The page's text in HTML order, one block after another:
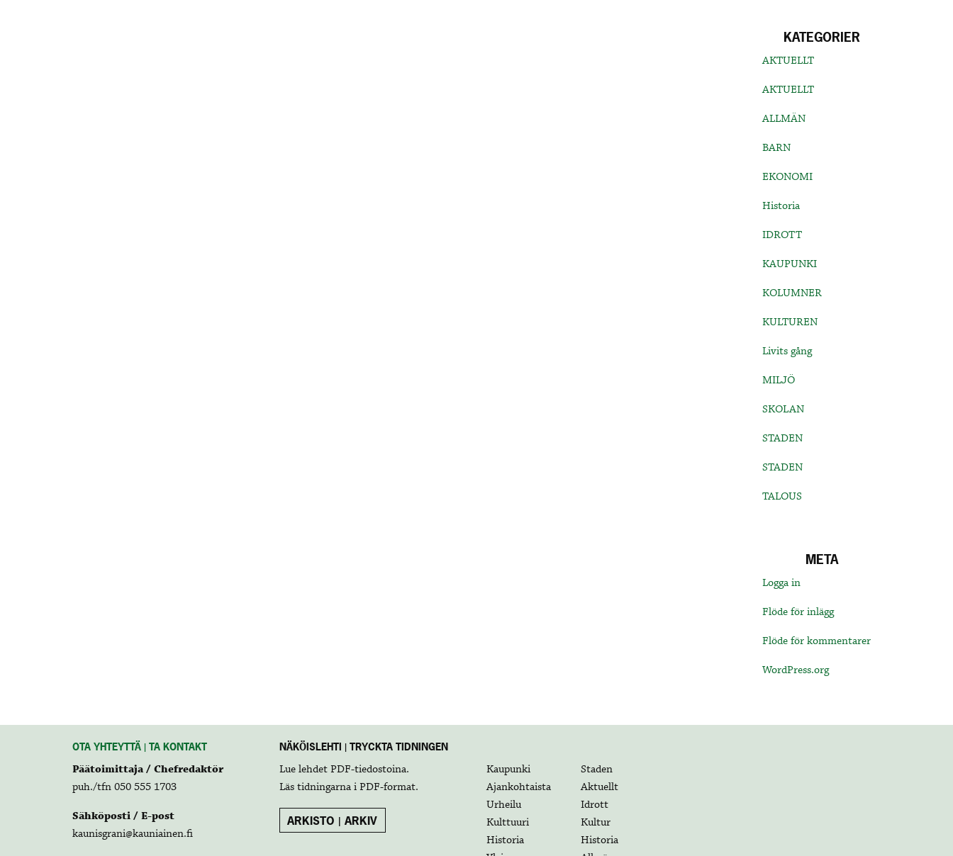
KATEGORIER
AKTUELLT
AKTUELLT
ALLMÄN
BARN
EKONOMI
Historia
IDROTT
KAUPUNKI
KOLUMNER
KULTUREN
Livits gång
MILJÖ
SKOLAN
STADEN
STADEN
TALOUS
META
Logga in
Flöde för inlägg
Flöde för kommentarer
WordPress.org
OTA YHTEYTTÄ | TA KONTAKT
Päätoimittaja / Chefredaktör
puh./tfn 050 555 1703
Sähköposti / E-post
kaunisgrani@kauniainen.fi
NÄKÖISLEHTI | TRYCKTA TIDNINGEN
Lue lehdet PDF-tiedostoina.
Läs tidningarna i PDF-format.
ARKISTO | ARKIV
Kaupunki
Staden
Ajankohtaista
Aktuellt
Urheilu
Idrott
Kulttuuri
Kultur
Historia
Historia